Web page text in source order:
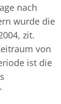
nach
wurde die
zit.
von
ist die